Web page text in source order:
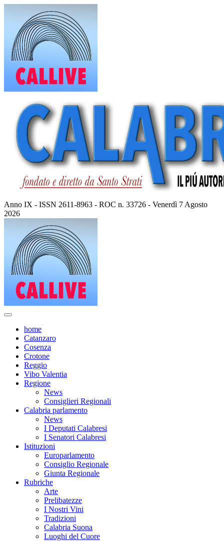
contenuto
Anno IX - ISSN 2611-8963 - ROC n. 33726 - Venerdì 7 Agosto
2026
home
Catanzaro
Cosenza
Crotone
Reggio
Vibo Valentia
Regione
News
Consiglieri Regionali
Calabria parlamento
News
I Deputati Calabresi
I Senatori Calabresi
Istituzioni
Europarlamento
Consiglio Regionale
Giunta Regionale
Rubriche
Arte
Prelibatezze
I Nostri Vini
Tradizioni
Calabria Suona
Luoghi del Cuore